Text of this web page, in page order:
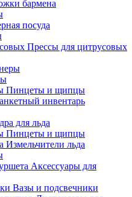
бармена
посуда
Прессы для цитрусовых
Пинцеты и щипцы
инвентарь
для льда
Пинцеты и щипцы
Измельчители льда
Аксессуары для
Вазы и подсвечники